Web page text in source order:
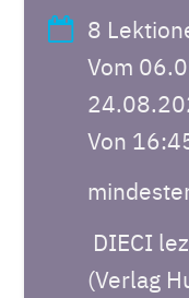
8
Vom
Von
DIECI
(Verlag